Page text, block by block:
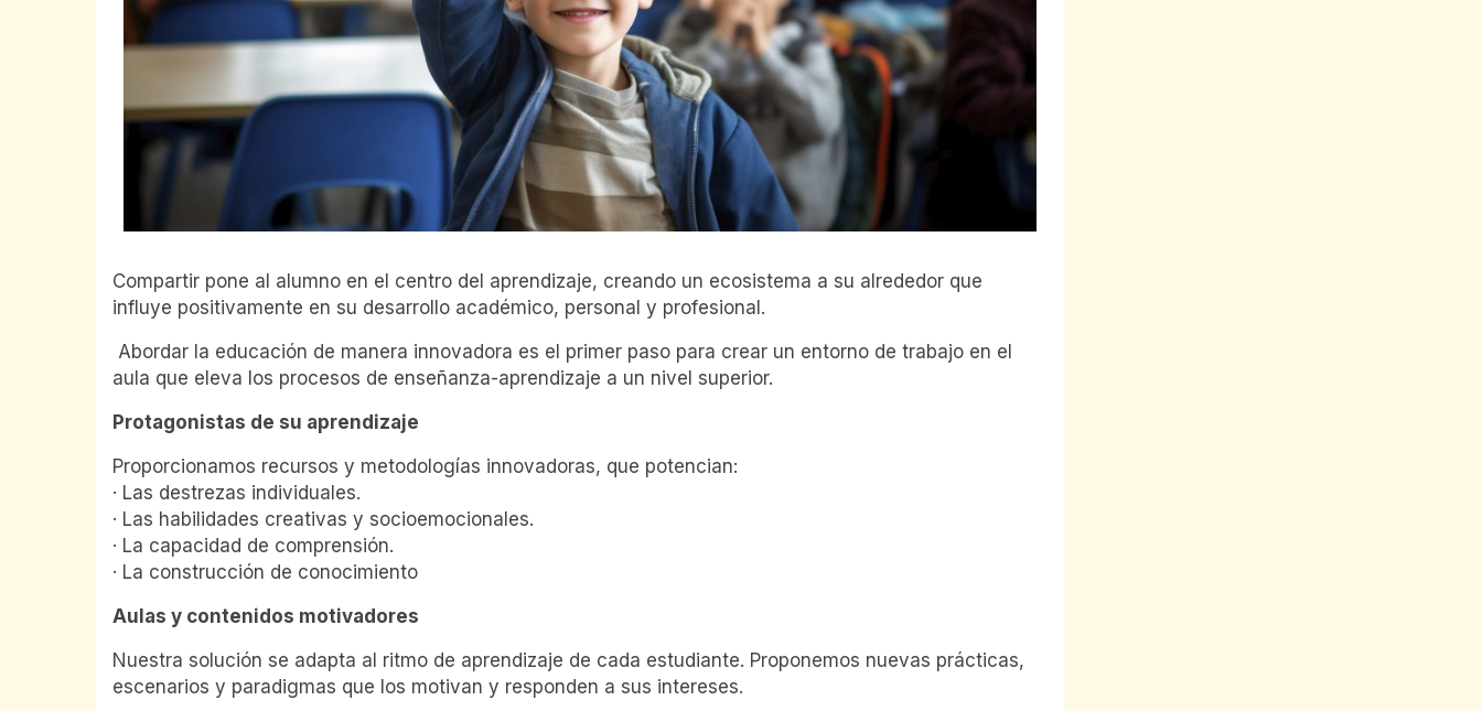
Compartir pone al alumno en el centro del aprendizaje, creando un ecosistema a su alrededor que
influye positivamente en su desarrollo académico, personal y profesional.
Abordar la educación de manera innovadora es el primer paso para crear un entorno de trabajo en el
aula que eleva los procesos de enseñanza-aprendizaje a un nivel superior.
Protagonistas de su aprendizaje
Proporcionamos recursos y metodologías innovadoras, que potencian:
· Las destrezas individuales.
· Las habilidades creativas y socioemocionales.
· La capacidad de comprensión.
· La construcción de conocimiento
Aulas y contenidos motivadores
Nuestra solución se adapta al ritmo de aprendizaje de cada estudiante. Proponemos nuevas prácticas,
escenarios y paradigmas que los motivan y responden a sus intereses.